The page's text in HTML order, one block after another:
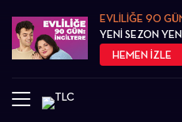
EVLİLİĞE 90
YENİ SEZON
HEMEN İZLE